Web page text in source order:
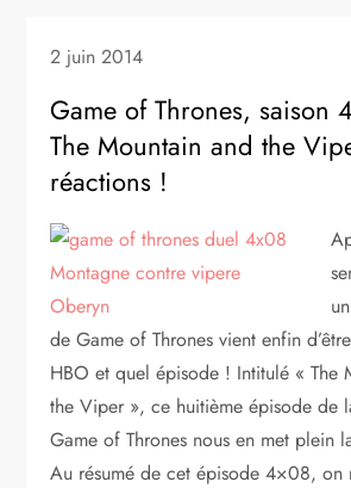
2 juin 2014
Game of Thrones, saison
The Mountain and the
réactions !
de Game of Thrones vient enfin
HBO et quel épisode ! Intitulé « The
the Viper », ce huitième épisode de
Game of Thrones nous en met plein
Au résumé de cet épisode 4×08, on